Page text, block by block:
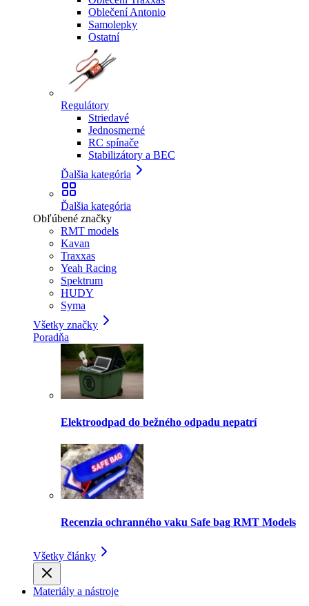
Oblečení Antonio
Samolepky
Ostatní
Regulátory
Striedavé
Jednosmerné
RC spínače
Stabilizátory a BEC
Ďalšia kategória
Ďalšia kategória
Obľúbené značky
RMT models
Kavan
Traxxas
Yeah Racing
Spektrum
HUDY
Syma
Všetky značky
Poradňa
Elektroodpad do bežného odpadu nepatrí
Recenzia ochranného vaku Safe bag RMT Models
Všetky články
Materiály a nástroje